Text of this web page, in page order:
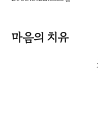
마음의 치유